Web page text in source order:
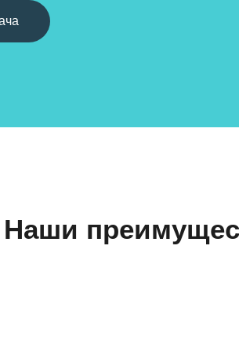
Наши